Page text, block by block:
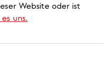
Website oder ist
uns.